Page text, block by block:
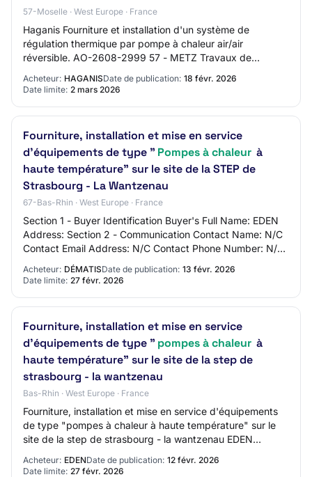
57-Moselle · West Europe · France
Haganis Fourniture et installation d'un système de
régulation thermique par pompe à chaleur air/air
réversible. AO-2608-2999 57 - METZ Travaux de
Acheteur: HAGANISDate de publication: 18 févr. 2026
Date limite: 2 mars 2026
Fourniture, installation et mise en service
d'équipements de type " Pompes à chaleur à
haute température" sur le site de la STEP de
Strasbourg - La Wantzenau
67-Bas-Rhin · West Europe · France
Section 1 - Buyer Identification Buyer's Full Name: EDEN
Address: Section 2 - Communication Contact Name: N/C
Contact Email Address: N/C Contact Phone Number: N/C
Section 3 - Market Identification Ma…
Acheteur: DÉMATISDate de publication: 13 févr. 2026
Date limite: 27 févr. 2026
Fourniture, installation et mise en service
d'équipements de type " pompes à chaleur à
haute température" sur le site de la step de
strasbourg - la wantzenau
Bas-Rhin · West Europe · France
Fourniture, installation et mise en service d'équipements
de type "pompes à chaleur à haute température" sur le
site de la step de strasbourg - la wantzenau EDEN
Acheteur: EDENDate de publication: 12 févr. 2026
Date limite: 27 févr. 2026